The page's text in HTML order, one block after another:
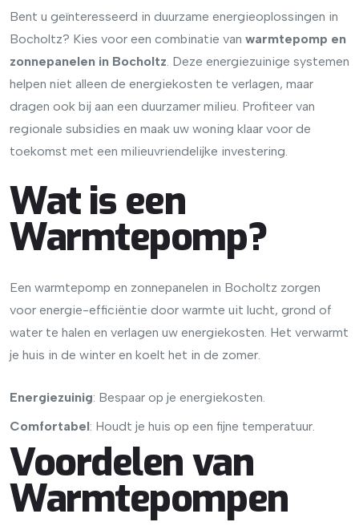
Bent u geïnteresseerd in duurzame energieoplossingen in
Bocholtz? Kies voor een combinatie van warmtepomp en
zonnepanelen in Bocholtz. Deze energiezuinige systemen
helpen niet alleen de energiekosten te verlagen, maar
dragen ook bij aan een duurzamer milieu. Profiteer van
regionale subsidies en maak uw woning klaar voor de
toekomst met een milieuvriendelijke investering.
Wat is een
Warmtepomp?
Een warmtepomp en zonnepanelen in Bocholtz zorgen
voor energie-efficiëntie door warmte uit lucht, grond of
water te halen en verlagen uw energiekosten. Het verwarmt
je huis in de winter en koelt het in de zomer.
Energiezuinig: Bespaar op je energiekosten.
Comfortabel: Houdt je huis op een fijne temperatuur.
Voordelen van
Warmtepompen